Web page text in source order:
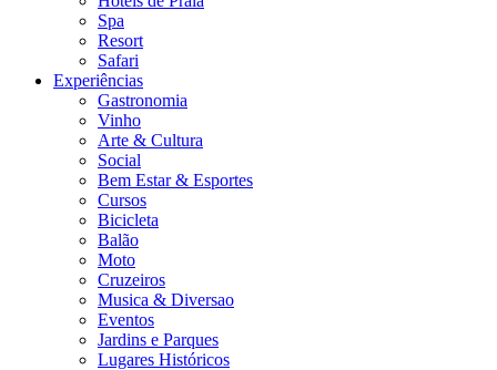
Spa
Resort
Safari
Experiências
Gastronomia
Vinho
Arte & Cultura
Social
Bem Estar & Esportes
Cursos
Bicicleta
Balão
Moto
Cruzeiros
Musica & Diversao
Eventos
Jardins e Parques
Lugares Históricos